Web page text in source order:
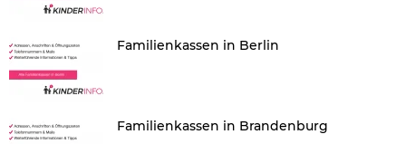
Familienkassen in Berlin
Familienkassen in Brandenburg